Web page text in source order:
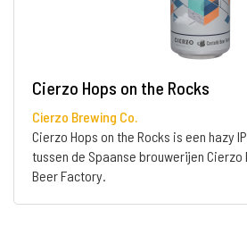
Cierzo Hops on the Rocks
Cierzo Brewing Co.
Cierzo Hops on the Rocks is een hazy
tussen de Spaanse brouwerijen Cierzo
Beer Factory.